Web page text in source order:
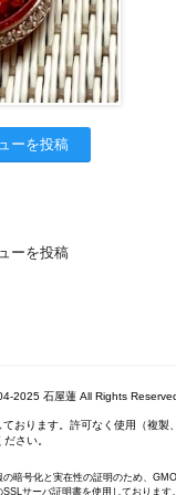
ーを投稿
ーを投稿
2025 石屋蓮 All Rights
おります。許可なく使用（複製
さい。
暗号化と実在性の証明のため、
サーバ証明書を使用しております